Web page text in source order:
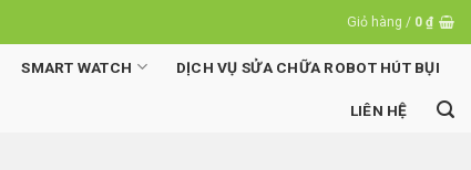
Giỏ hàng / 0 ₫
SMART WATCH DỊCH VỤ SỬA CHỮA ROBOT HÚT BỤI
LIÊN HỆ